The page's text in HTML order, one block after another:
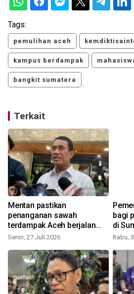
Tags:
pemulihan aceh
kampus berdampak
bangkit sumatera
Terkait
Mentan pastikan
penanganan sawah
terdampak Aceh berjalan
bertahap
Senin, 27 Juli 2026
bagi
di
Rabu,